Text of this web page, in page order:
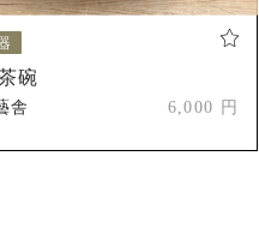
碗
舎 6,000 円